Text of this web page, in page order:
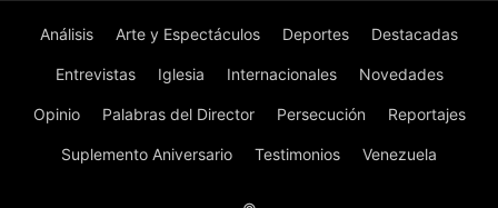
Análisis Arte y Espectáculos Deportes Destacadas
Entrevistas Iglesia Internacionales Novedades
Opinio Palabras del Director Persecución Reportajes
Suplemento Aniversario Testimonios Venezuela